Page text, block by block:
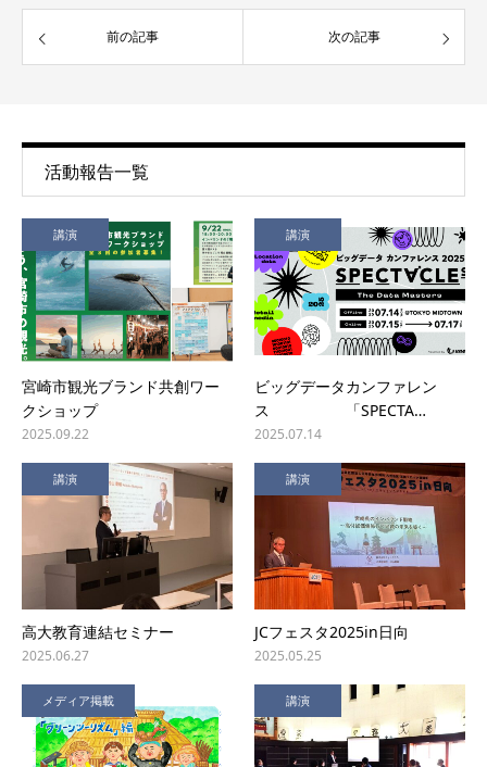
前の記事 次の記事
活動報告一覧
講演
宮崎市観光ブランド共創ワー
クショップ
2025.09.22
講演
ビッグデータカンファレン
ス 「SPECTA…
2025.07.14
講演
高大教育連結セミナー
2025.06.27
講演
JCフェスタ2025in日向
2025.05.25
メディア掲載 講演